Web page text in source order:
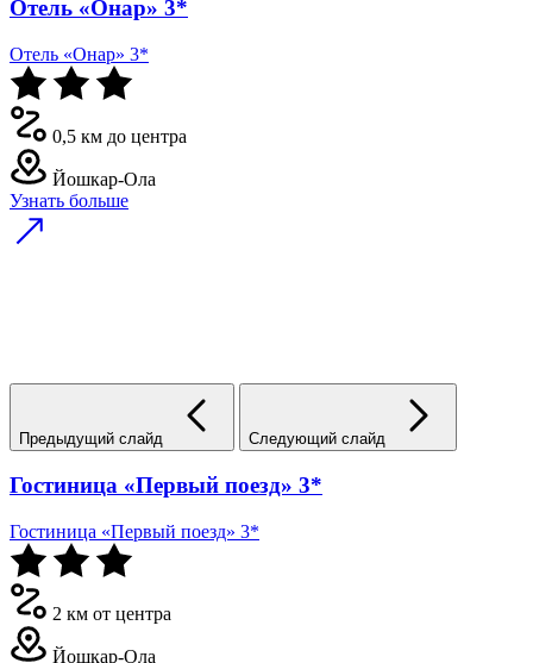
Отель «Онар» 3*
Отель «Онар» 3*
0,5 км до центра
Йошкар-Ола
Узнать больше
Предыдущий слайд Следующий слайд
Гостиница «Первый поезд» 3*
Гостиница «Первый поезд» 3*
2 км от центра
Йошкар-Ола